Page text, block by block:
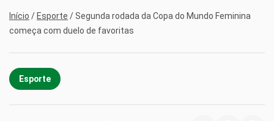
Início / Esporte / Segunda rodada da Copa do Mundo Feminina
começa com duelo de favoritas
Esporte